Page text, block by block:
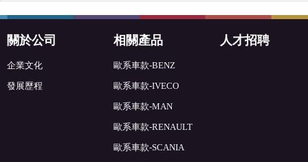
關於公司
企業文化
發展歷程
相關產品
歐系車款-BENZ
歐系車款-IVECO
歐系車款-MAN
歐系車款-RENAULT
歐系車款-SCANIA
人才招聘